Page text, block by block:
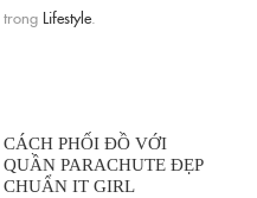
trong Lifestyle
CÁCH PHỐI ĐỒ VỚI
QUẦN PARACHUTE ĐẸP
CHUẨN IT GIRL